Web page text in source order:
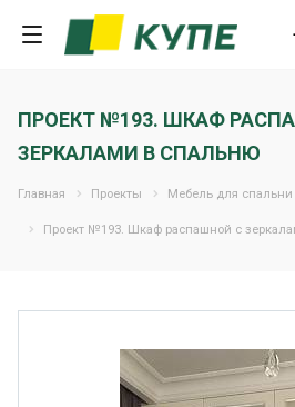
ПРОЕКТ №193. ШКАФ
ЗЕРКАЛАМИ В СПАЛЬНЮ
Главная Проекты Мебель для спальни
Проект №193. Шкаф распашной с